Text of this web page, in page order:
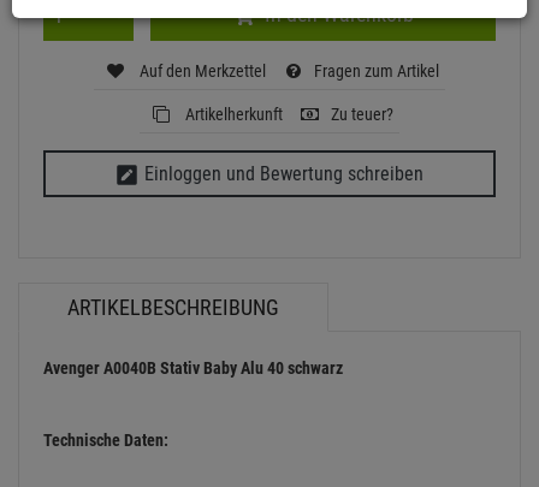
In den Warenkorb
Auf den Merkzettel Fragen zum Artikel
Artikelherkunft Zu teuer?
Einloggen und Bewertung schreiben
ARTIKELBESCHREIBUNG
Avenger A0040B Stativ Baby Alu 40 schwarz
Technische Daten: